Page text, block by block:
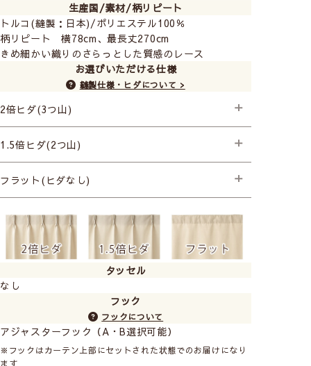
生産国/素材/柄リピート
トルコ(縫製：日本)/ポリエステル100％
柄リピート 横78cm、最長丈270cm
きめ細かい織りのさらっとした質感のレース
お選びいただける仕様
縫製仕様・ヒダについて >
2倍ヒダ(3つ山)
├プレミアム縫製
1.5倍ヒダ(2つ山)
├プレミアム縫製
フラット(ヒダなし)
├プレミアム縫製
タッセル
なし
フック
フックについて
アジャスターフック（A・B選択可能）
※フックはカーテン上部にセットされた状態でのお届けになり
ます